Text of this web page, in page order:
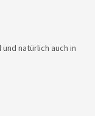
natürlich auch in